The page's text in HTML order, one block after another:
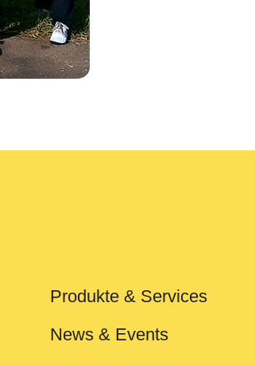
Produkte & Services
News & Events